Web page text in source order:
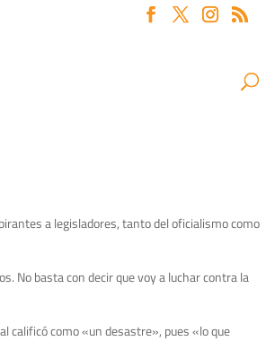
a legisladores, tanto del oficialismo como
No basta con decir que voy a luchar contra la
calificó como «un desastre», pues «lo que